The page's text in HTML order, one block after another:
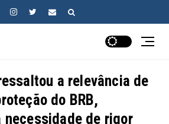
a relevância de
do BRB,
necessidade de rigor